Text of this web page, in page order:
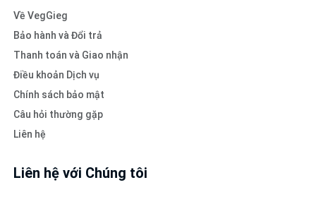
Về VegGieg
Bảo hành và Đổi trả
Thanh toán và Giao nhận
Điều khoản Dịch vụ
Chính sách bảo mật
Câu hỏi thường gặp
Liên hệ
Liên hệ với Chúng tôi